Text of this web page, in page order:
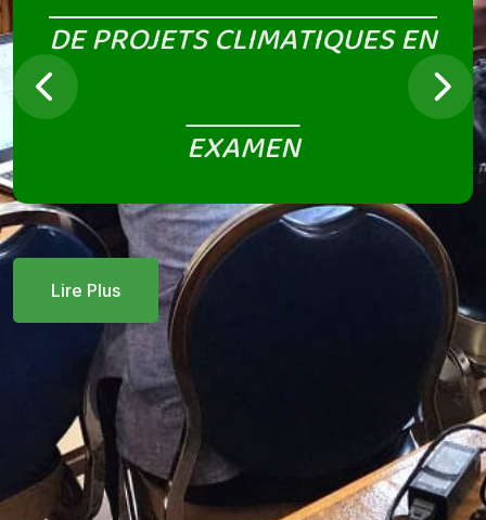
OFFICIELLEMENT L’INITIATIVE
PLASTIC REBOOT